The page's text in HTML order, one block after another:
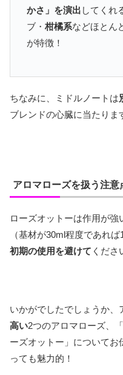
かさ」を演出 してくれ
ブ・ 柑橘系などほとん
が特徴！
ちなみに、ミドルノートは
ブレンドの心臓に当たりま
アロマローズを扱う注意
ローズオットーは作用が強
（基材が30ml程度であれ
初期の使用を避けて くださ
いかがでしたでしょうか、
高い2つのアロマローズ、
ーズオットー」についてお
っても魅力的！